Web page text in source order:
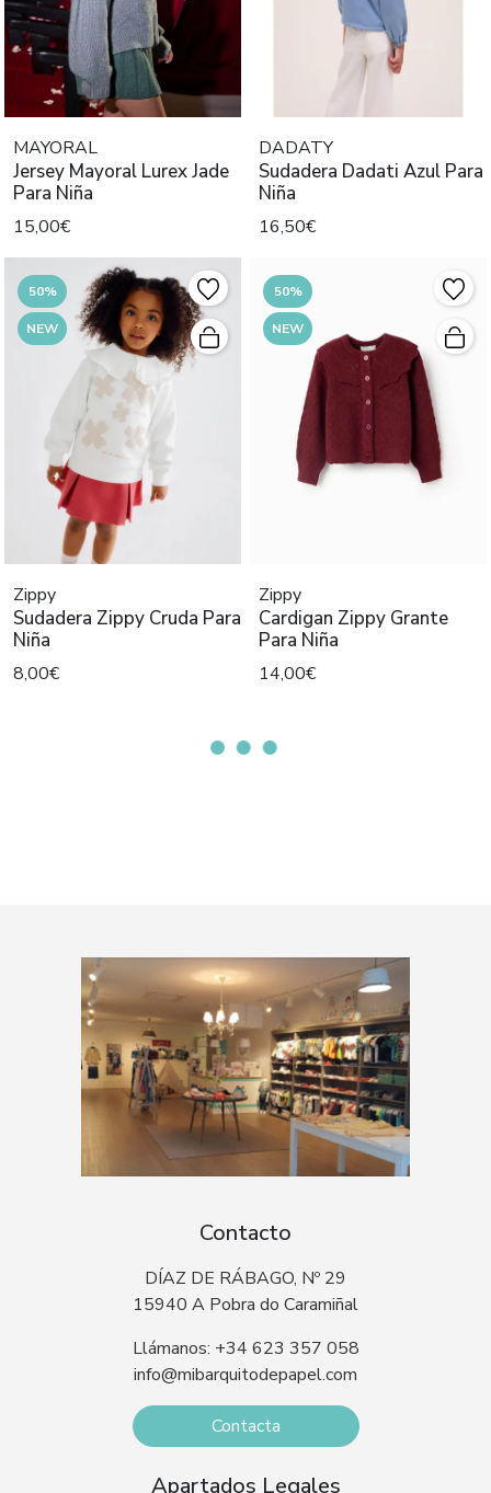
MAYORAL
Jersey Mayoral Lurex Jade
Para Niña
15,00€
DADATY
Sudadera Dadati Azul Para
Niña
16,50€
50%
NEW
Zippy
Sudadera Zippy Cruda Para
Niña
8,00€
50%
NEW
Zippy
Cardigan Zippy Grante
Para Niña
14,00€
Contacto
DÍAZ DE RÁBAGO, Nº 29
15940 A Pobra do Caramiñal
Llámanos: +34 623 357 058
info@mibarquitodepapel.com
Contacta
Apartados Legales